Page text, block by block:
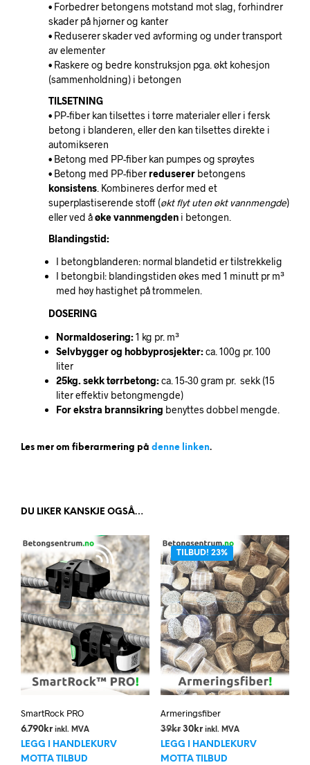
• Forbedrer betongens motstand mot slag, forhindrer
skader på hjørner og kanter
• Reduserer skader ved avforming og under transport
av elementer
• Raskere og bedre konstruksjon pga. økt kohesjon
(sammenholdning) i betongen
TILSETNING
• PP-fiber kan tilsettes i tørre materialer eller i fersk
betong i blanderen, eller den kan tilsettes direkte i
automikseren
• Betong med PP-fiber kan pumpes og sprøytes
• Betong med PP-fiberreduserer betongens
konsistens. Kombineres derfor med et
superplastiserende stoff (økt flyt uten økt vannmengde)
eller ved åøkevannmengden i betongen.
Blandingstid:
I betongblanderen: normal blandetid er tilstrekkelig
I betongbil: blandingstiden økes med 1 minutt pr m³
med høy hastighet på trommelen.
DOSERING
Normaldosering:1 kg pr. m³
Selvbygger og hobbyprosjekter:ca. 100g pr. 100
liter
25kg. sekk tørrbetong:ca. 15-30 gram pr. sekk (15
liter effektiv betongmengde)
For ekstra brannsikring benyttes dobbel mengde.
Les mer om fiberarmering på denne linken.
DU LIKER KANSKJE OGSÅ…
SmartRock PRO
6.790 kr inkl. MVA
LEGG I HANDLEKURV
MOTTA TILBUD
TILBUD! 23%
Armeringsfiber
39kr Opprinnelig
pris
var:
30krNåværende
pris
er:
inkl. MVA
LEGG I HANDLEKURV
MOTTA TILBUD